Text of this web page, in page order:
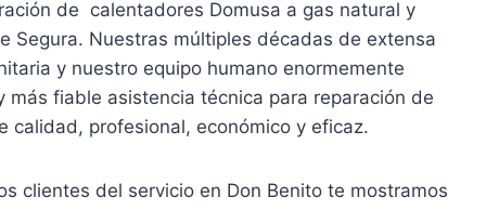
de calentadores Domusa a gas natural y
Segura. Nuestras múltiples décadas de extensa
y nuestro equipo humano enormemente
fiable asistencia técnica para reparación de
calidad, profesional, económico y eficaz.
clientes del servicio en Don Benito te mostramos